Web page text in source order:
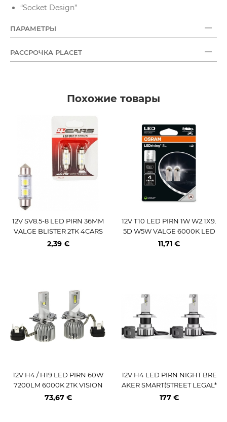
“Socket Design”
ПАРАМЕТРЫ
РАССРОЧКА PLACET
Похожие товары
12V SV8.5-8 LED PIRN 36MM
VALGE BLISTER 2TK 4CARS
2,39 €
12V T10 LED PIRN 1W W2.1X9.
5D W5W VALGE 6000K LED
RIVING SL BLISTER 2TK OSR
11,71 €
12V H4 / H19 LED PIRN 60W
7200LM 6000K 2TK VISION
73,67 €
12V H4 LED PIRN NIGHT BRE
AKER SMART(STREET LEGAL*
1) 21 / 20W 1650 / 1000LM OSR
177 €